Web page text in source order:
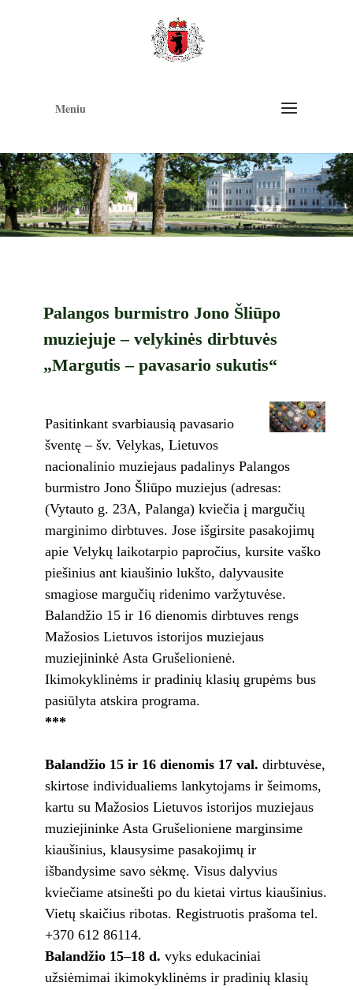
Meniu
Palangos burmistro Jono Šliūpo
muziejuje – velykinės dirbtuvės
„Margutis – pavasario sukutis“
Pasitinkant svarbiausią pavasario
šventę – šv. Velykas, Lietuvos
nacionalinio muziejaus padalinys Palangos
burmistro Jono Šliūpo muziejus (adresas:
(Vytauto g. 23A, Palanga) kviečia į margučių
marginimo dirbtuves. Jose išgirsite pasakojimų
apie Velykų laikotarpio papročius, kursite vaško
piešinius ant kiaušinio lukšto, dalyvausite
smagiose margučių ridenimo varžytuvėse.
Balandžio 15 ir 16 dienomis dirbtuves rengs
Mažosios Lietuvos istorijos muziejaus
muziejininkė Asta Grušelionienė.
Ikimokyklinėms ir pradinių klasių grupėms bus
pasiūlyta atskira programa.
***
Balandžio 15 ir 16 dienomis 17 val. dirbtuvėse,
skirtose individualiems lankytojams ir šeimoms,
kartu su Mažosios Lietuvos istorijos muziejaus
muziejininke Asta Grušelioniene marginsime
kiaušinius, klausysime pasakojimų ir
išbandysime savo sėkmę. Visus dalyvius
kviečiame atsinešti po du kietai virtus kiaušinius.
Vietų skaičius ribotas. Registruotis prašoma tel.
+370 612 86114.
Balandžio 15–18 d. vyks edukaciniai
užsiėmimai ikimokyklinėms ir pradinių klasių